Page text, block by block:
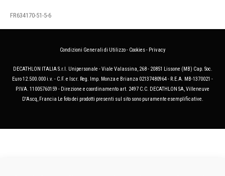
FR634170-51-5-6
Condizioni Generali di Utilizzo- Cookies- Privacy
DECATHLON ITALIA S.r.l. Unipersonale - Viale Valassina, 268 - 20851 Lissone (MB) Cap. Soc.
Euro 12.500.000 i.v. - C.F. e Iscr. Reg. Imp. Monza e Brianza 02137480964 - R.E.A. MB-1370021 -
P.IVA. 11005760159 - Direzione e coordinamento art. 2497 C.C. DECATHLON SA, Villeneuve
D'Ascq, Francia Le foto dei prodotti presenti sul sito sono puramente esemplificative.